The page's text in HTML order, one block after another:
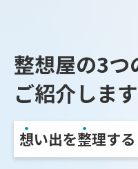
整想屋の3つ
ご紹介します
想い出を整理する